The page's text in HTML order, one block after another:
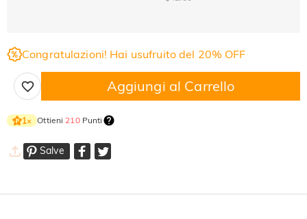
Congratulazioni! Hai usufruito del 20% OFF
Aggiungi al Carrello
1× Ottieni 210Punti
Salve